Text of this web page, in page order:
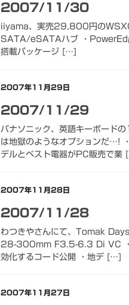
2007/11/30
iiyama、実売29,800円の
SATA/eSATAハブ ・
搭載パッケージ […]
2007年11月29日
2007/11/29
パナソニック、英語キーボード
は地獄のようなオプションだ…!
デルとベスト電器がPC販売で業
2007年11月28日
2007/11/28
わつきやさんにて、Tomak
28-300mm F3.5-6.3 Di VC ・
効化するコード公開 ・地デ […]
2007年11月27日